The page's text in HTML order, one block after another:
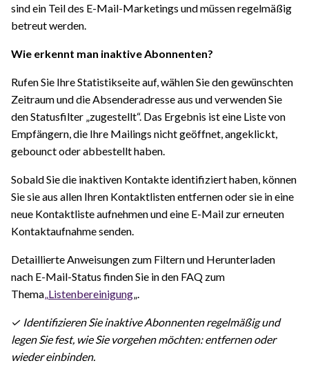
sind ein Teil des E-Mail-Marketings und müssen regelmäßig
betreut werden.
Wie erkennt man inaktive Abonnenten?
Rufen Sie Ihre Statistikseite auf, wählen Sie den gewünschten
Zeitraum und die Absenderadresse aus und verwenden Sie
den Statusfilter „zugestellt“. Das Ergebnis ist eine Liste von
Empfängern, die Ihre Mailings nicht geöffnet, angeklickt,
gebounct oder abbestellt haben.
Sobald Sie die inaktiven Kontakte identifiziert haben, können
Sie sie aus allen Ihren Kontaktlisten entfernen oder sie in eine
neue Kontaktliste aufnehmen und eine E-Mail zur erneuten
Kontaktaufnahme senden.
Detaillierte Anweisungen zum Filtern und Herunterladen
nach E-Mail-Status finden Sie in den FAQ zum
Thema „Listenbereinigung
✓ Identifizieren Sie inaktive Abonnenten regelmäßig und
legen Sie fest, wie Sie vorgehen möchten: entfernen oder
wieder einbinden.